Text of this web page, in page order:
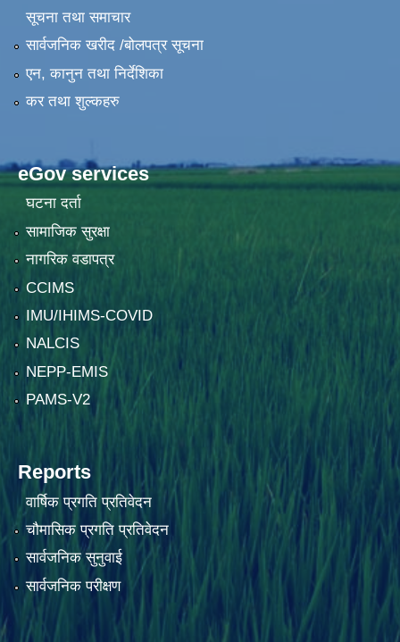
सूचना तथा समाचार
सार्वजनिक खरीद /बोलपत्र सूचना
एन, कानुन तथा निर्देशिका
कर तथा शुल्कहरु
eGov services
घटना दर्ता
सामाजिक सुरक्षा
नागरिक वडापत्र
CCIMS
IMU/IHIMS-COVID
NALCIS
NEPP-EMIS
PAMS-V2
Reports
वार्षिक प्रगति प्रतिवेदन
चौमासिक प्रगति प्रतिवेदन
सार्वजनिक सुनुवाई
सार्वजनिक परीक्षण